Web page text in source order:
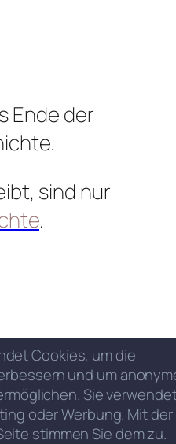
Ende der
sind nur
.
Cookies, um die
und um
Sie
oder Werbung. Mit der
stimmen Sie dem zu.